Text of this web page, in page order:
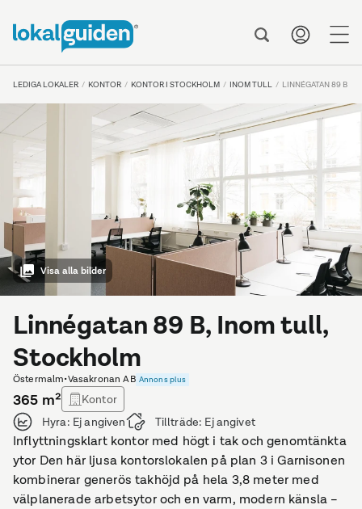
LEDIGA LOKALER KONTOR KONTOR I STOCKHOLM INOM TULL LINNÉGATAN 89 B
Visa alla bilder
Linnégatan 89 B, Inom tull,
Stockholm
Östermalm•Vasakronan AB Annons plus
365 m²
Kontor
Hyra: Ej angiven Tillträde: Ej angivet
Inflyttningsklart kontor med högt i tak och genomtänkta
ytor Den här ljusa kontorslokalen på plan 3 i Garnisonen
kombinerar generös takhöjd på hela 3,8 meter med
välplanerade arbetsytor och en varm, modern känsla –